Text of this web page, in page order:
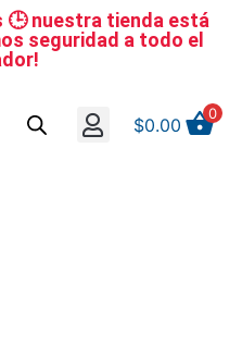
🕒 nuestra tienda está
seguridad a todo el
$0.00
0